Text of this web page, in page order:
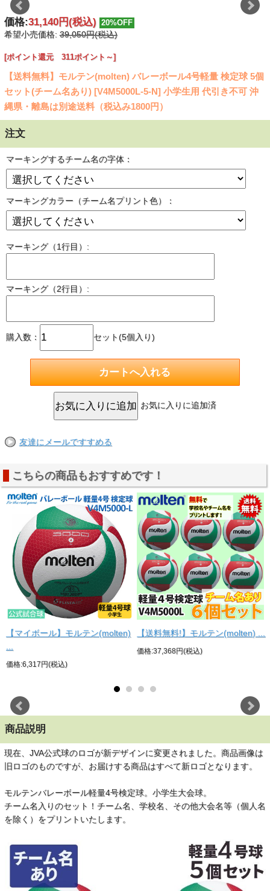
価格:31,140円(税込) 20%OFF
希望小売価格:39,050円(税込)
[ポイント還元 311ポイント～]
【送料無料】モルテン(molten) バレーボール4号軽量 検定球 5個
セット(チーム名あり) [V4M5000L-5-N] 小学生用 代引き不可 沖
縄県・離島は別途送料（税込み1800円）
注文
マーキングするチーム名の字体：
マーキングカラー（チーム名プリント色）：
マーキング（1行目）:
マーキング（2行目）:
購入数： セット(5個入り)
お気に入りに追加済
友達にメールですすめる
こちらの商品もおすすめです！
【マイボール】モルテン(molten)
価格:6,317円(税込)
【送料無料!】モルテン(molten) ...
価格:37,368円(税込)
商品説明
現在、JVA公式球のロゴが新デザインに変更されました。商品画像は
旧ロゴのものですが、お届けする商品はすべて新ロゴとなります。
モルテンバレーボール軽量4号検定球。小学生大会球。
チーム名入りのセット！チーム名、学校名、その他大会名等（個人名
を除く）をプリントいたします。